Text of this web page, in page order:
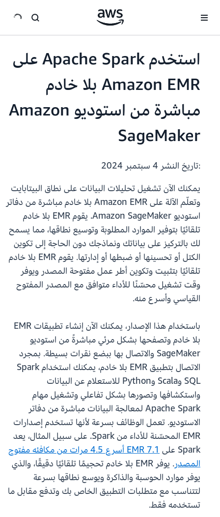
استخدم Apache Spark على
Amazon EMR بلا خادم
مباشرة من استوديو Amazon
SageMaker
:تاريخ النشر
يمكنك الآن تشغيل تحليلات البيانات على نطاق البيتابايت
وتعلّم الآلة على Amazon EMR بلا خادم مباشرة من دفاتر
استوديو Amazon SageMaker. يقوم EMR بلا خادم
تلقائيًا بتوفير الموارد المطلوبة وتوسيع نطاقها، مما يسمح
لك بالتركيز على بياناتك ونماذجك دون الحاجة إلى تكوين
الكتل أو تحسينها أو ضبطها أو إدارتها. يقوم EMR بلا خادم
تلقائيًا بتثبيت وتكوين أطر عمل مفتوحة المصدر ويوفر
وقت تشغيل محسّنًا للأداء متوافق مع المصدر المفتوح
القياسي وأسرع منه.
باستخدام هذا الإصدار، يمكنك الآن إنشاء تطبيقات EMR
بلا خادم وتصفحها بشكل مرئي مباشرةً من استوديو
SageMaker والاتصال بها ببضع نقرات بسيطة. بمجرد
الاتصال بتطبيق EMR بلا خادم، يمكنك استخدام Spark
SQL وScala وPython للاستعلام عن البيانات
واستكشافها وتصورها بشكل تفاعلي وتشغيل مهام
Apache Spark لمعالجة البيانات مباشرة من دفاتر
الاستوديو. تعمل الوظائف بسرعة لأنها تستخدم إصدارات
EMR المحسّنة للأداء من Spark. على سبيل المثال، يعد
Spark على
EMR 7.1 أسرع 4.5 مرات من مكافئه مفتوح
المصدر
. يوفر EMR بلا خادم تحجيمًا تلقائيًا دقيقًا، والذي
يوفر موارد الحوسبة والذاكرة ويوسع نطاقها بسرعة
لتتناسب مع متطلبات التطبيق الخاص بك وتدفع مقابل ما
تستخدمه فقط.